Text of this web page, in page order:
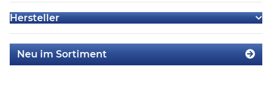
Hersteller
Neu im Sortiment